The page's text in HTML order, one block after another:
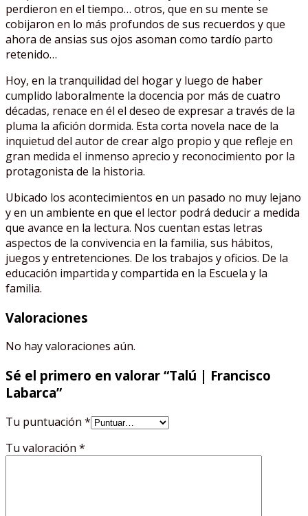
perdieron en el tiempo… otros, que en su mente se
cobijaron en lo más profundos de sus recuerdos y que
ahora de ansias sus ojos asoman como tardío parto
retenido…
Hoy, en la tranquilidad del hogar y luego de haber
cumplido laboralmente la docencia por más de cuatro
décadas, renace en él el deseo de expresar a través de la
pluma la afición dormida. Esta corta novela nace de la
inquietud del autor de crear algo propio y que refleje en
gran medida el inmenso aprecio y reconocimiento por la
protagonista de la historia.
Ubicado los acontecimientos en un pasado no muy lejano
y en un ambiente en que el lector podrá deducir a medida
que avance en la lectura. Nos cuentan estas letras
aspectos de la convivencia en la familia, sus hábitos,
juegos y entretenciones. De los trabajos y oficios. De la
educación impartida y compartida en la Escuela y la
familia.
Valoraciones
No hay valoraciones aún.
Sé el primero en valorar “Talú | Francisco
Labarca”
Tu puntuación *
Tu valoración *